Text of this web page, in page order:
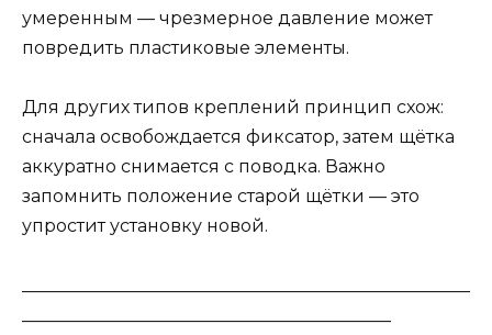
умеренным — чрезмерное давление может
повредить пластиковые элементы.
Для других типов креплений принцип схож:
сначала освобождается фиксатор, затем щётка
аккуратно снимается с поводка. Важно
запомнить положение старой щётки — это
упростит установку новой.